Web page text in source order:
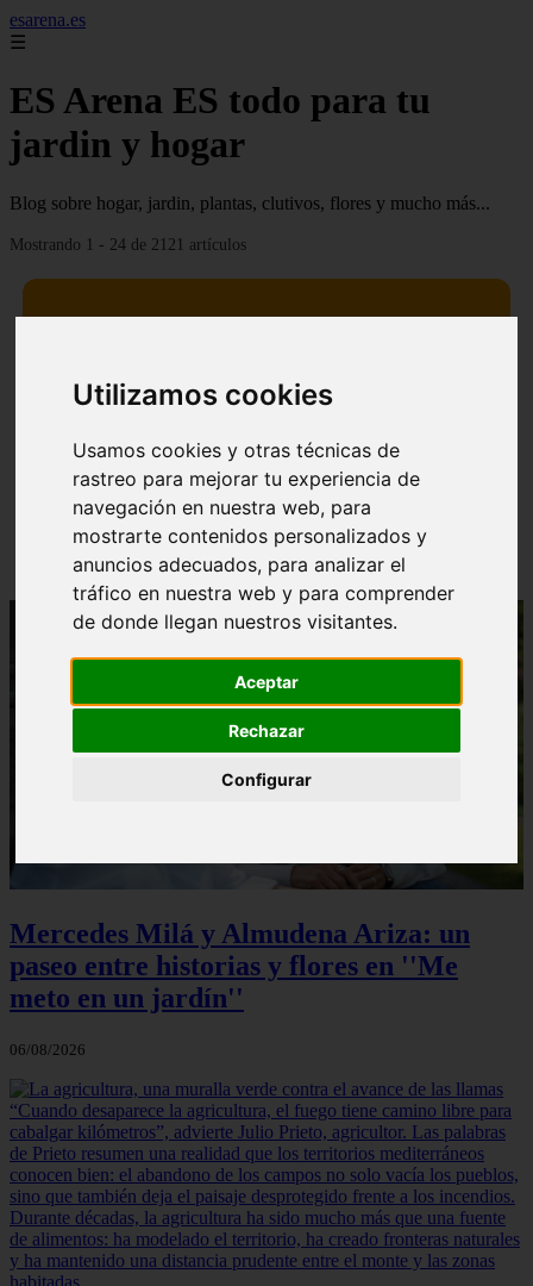
Utilizamos cookies
Usamos cookies y otras técnicas de
rastreo para mejorar tu experiencia de
navegación en nuestra web, para
mostrarte contenidos personalizados y
anuncios adecuados, para analizar el
tráfico en nuestra web y para comprender
de donde llegan nuestros visitantes.
Aceptar
Rechazar
Configurar
esarena.es
☰
ES Arena ES todo para tu
jardin y hogar
Blog sobre hogar, jardin, plantas, clutivos, flores y mucho más...
Mostrando 1 - 24 de 2121 artículos
defendible
Mercedes Milá y Almudena Ariza: un
paseo entre historias y flores en ''Me
meto en un jardín''
06/08/2026